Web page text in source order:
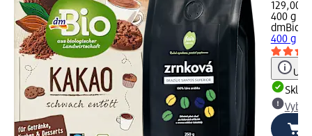
129,00
400 g
dmBio
400 g